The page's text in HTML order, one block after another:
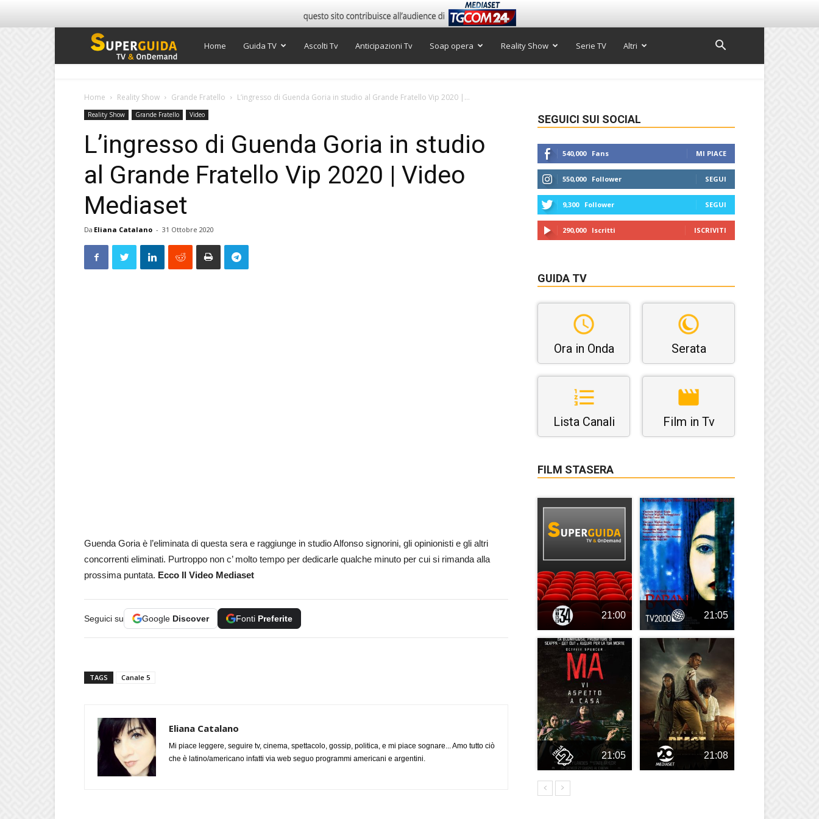
Super
TV
Home Guida TV Ascolti Tv Anticipazioni Tv Soap opera Reality Show Serie TV Altri
Home Reality Show Grande Fratello L’ingresso di Guenda Goria in studio al Grande Fratello Vip 2020 |...
Reality Show Grande Fratello Video
L’ingresso di Guenda Goria in studio
al Grande Fratello Vip 2020 | Video
Mediaset
Da Eliana Catalano - 31 Ottobre 2020
Guenda Goria è l’eliminata di questa sera e raggiunge in studio Alfonso signorini, gli opinionisti e gli altri
concorrenti eliminati. Purtroppo non c’ molto tempo per dedicarle qualche minuto per cui si rimanda alla
prossima puntata. Ecco Il Video Mediaset
Seguici su Google Discover Fonti Preferite
TAGS Canale 5
Eliana Catalano
Mi piace leggere, seguire tv, cinema, spettacolo, gossip, politica, e mi piace sognare... Amo tutto ciò
che è latino/americano infatti via web seguo programmi americani e argentini.
SEGUICI SUI SOCIAL
540,000 Fans MI PIACE
550,000 Follower SEGUI
9,300 Follower SEGUI
290,000 Iscritti ISCRIVITI
GUIDA TV
Ora in Onda Serata
Lista Canali Film in Tv
FILM STASERA
21:00 21:05
21:05 21:08